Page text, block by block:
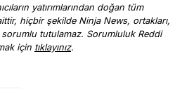
yatırımlarından doğan tüm
hiçbir şekilde Ninja News, ortakları,
sorumlu tutulamaz. Sorumluluk Reddi
için tıklayınız.